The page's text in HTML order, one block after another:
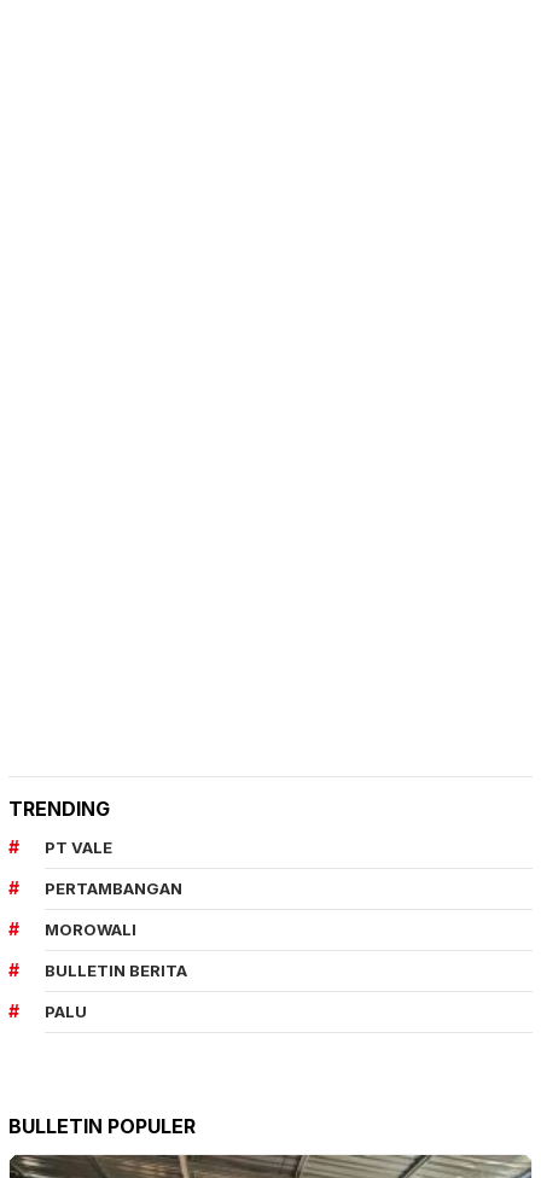
TRENDING
PT VALE
PERTAMBANGAN
MOROWALI
BULLETIN BERITA
PALU
BULLETIN POPULER